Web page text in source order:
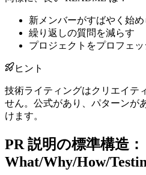
新メンバーがすばやく始め
繰り返しの質問を減らす
プロジェクトをプロフェ
ヒント
技術ライティングはクリエイテ
せん。公式があり、パターンが
けます。
PR 説明の標準構造：
What/Why/How/